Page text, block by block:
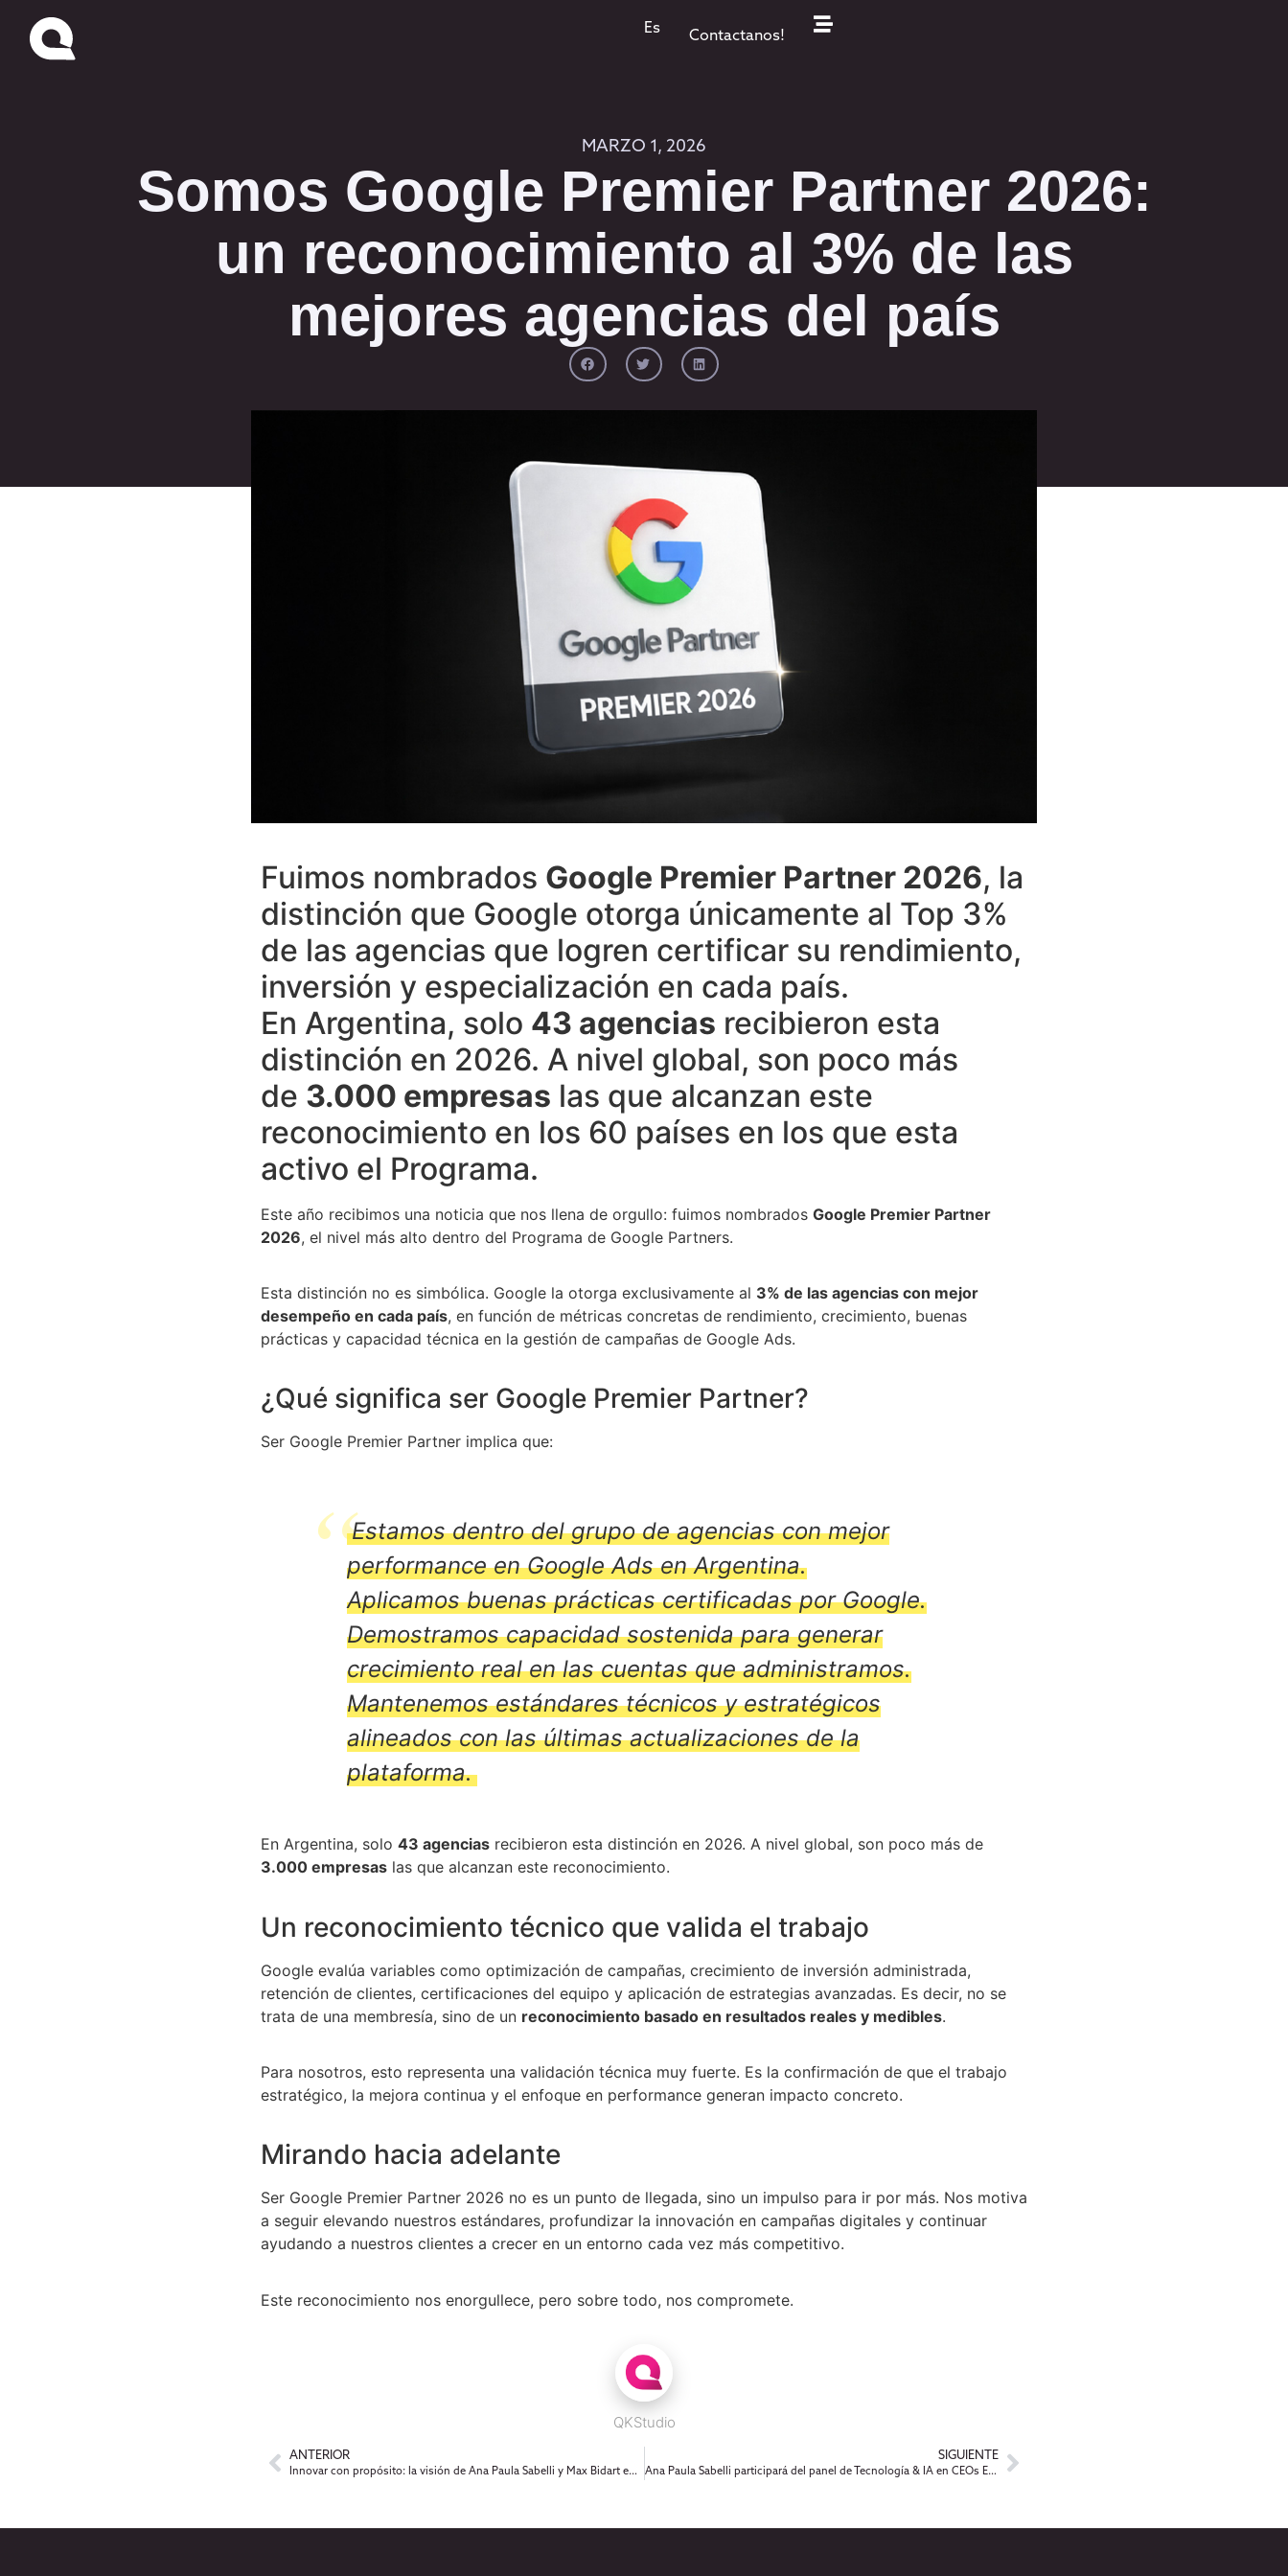
Es Contactanos!
MARZO 1, 2026
Somos Google Premier Partner 2026:
un reconocimiento al 3% de las
mejores agencias del país
Fuimos nombrados Google Premier Partner 2026, la
distinción que Google otorga únicamente al Top 3%
de las agencias que logren certificar su rendimiento,
inversión y especialización en cada país.
En Argentina, solo 43 agencias recibieron esta
distinción en 2026. A nivel global, son poco más
de 3.000 empresas las que alcanzan este
reconocimiento en los 60 países en los que esta
activo el Programa.
Este año recibimos una noticia que nos llena de orgullo: fuimos nombrados Google Premier Partner
2026, el nivel más alto dentro del Programa de Google Partners.
Esta distinción no es simbólica. Google la otorga exclusivamente al 3% de las agencias con mejor
desempeño en cada país, en función de métricas concretas de rendimiento, crecimiento, buenas
prácticas y capacidad técnica en la gestión de campañas de Google Ads.
¿Qué significa ser Google Premier Partner?
Ser Google Premier Partner implica que:
Estamos dentro del grupo de agencias con mejor
performance en Google Ads en Argentina.
Aplicamos buenas prácticas certificadas por Google.
Demostramos capacidad sostenida para generar
crecimiento real en las cuentas que administramos.
Mantenemos estándares técnicos y estratégicos
alineados con las últimas actualizaciones de la
plataforma.
En Argentina, solo 43 agencias recibieron esta distinción en 2026. A nivel global, son poco más de
3.000 empresas las que alcanzan este reconocimiento.
Un reconocimiento técnico que valida el trabajo
Google evalúa variables como optimización de campañas, crecimiento de inversión administrada,
retención de clientes, certificaciones del equipo y aplicación de estrategias avanzadas. Es decir, no se
trata de una membresía, sino de un reconocimiento basado en resultados reales y medibles.
Para nosotros, esto representa una validación técnica muy fuerte. Es la confirmación de que el trabajo
estratégico, la mejora continua y el enfoque en performance generan impacto concreto.
Mirando hacia adelante
Ser Google Premier Partner 2026 no es un punto de llegada, sino un impulso para ir por más. Nos motiva
a seguir elevando nuestros estándares, profundizar la innovación en campañas digitales y continuar
ayudando a nuestros clientes a crecer en un entorno cada vez más competitivo.
Este reconocimiento nos enorgullece, pero sobre todo, nos compromete.
QKStudio
ANTERIOR
Innovar con propósito: la visión de Ana Paula Sabelli y Max Bidart en Líderes TV
SIGUIENTE
Ana Paula Sabelli participará del panel de Tecnología & IA en CEOs E-VOLUTION 2026